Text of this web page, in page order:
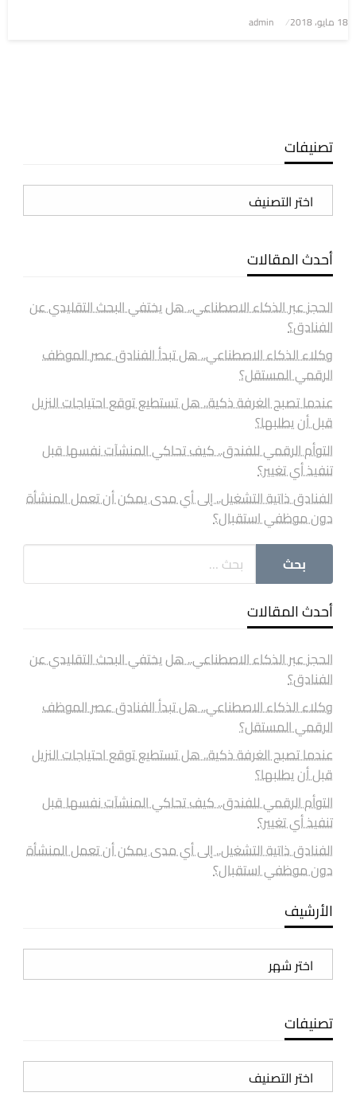
نُشر
18 مايو، 2018 admin
تصنيفات
تصنيفات
أحدث المقالات
الحجز عبر الذكاء الاصطناعي.. هل يختفي البحث التقليدي عن
الفنادق؟
وكلاء الذكاء الاصطناعي.. هل تبدأ الفنادق عصر الموظف
الرقمي المستقل؟
عندما تصبح الغرفة ذكية.. هل تستطيع توقع احتياجات النزيل
قبل أن يطلبها؟
التوأم الرقمي للفندق.. كيف تحاكي المنشآت نفسها قبل
تنفيذ أي تغيير؟
الفنادق ذاتية التشغيل.. إلى أي مدى يمكن أن تعمل المنشأة
دون موظفي استقبال؟
أحدث المقالات
الحجز عبر الذكاء الاصطناعي.. هل يختفي البحث التقليدي عن
الفنادق؟
وكلاء الذكاء الاصطناعي.. هل تبدأ الفنادق عصر الموظف
الرقمي المستقل؟
عندما تصبح الغرفة ذكية.. هل تستطيع توقع احتياجات النزيل
قبل أن يطلبها؟
التوأم الرقمي للفندق.. كيف تحاكي المنشآت نفسها قبل
تنفيذ أي تغيير؟
الفنادق ذاتية التشغيل.. إلى أي مدى يمكن أن تعمل المنشأة
دون موظفي استقبال؟
الأرشيف
الأرشيف
تصنيفات
تصنيفات